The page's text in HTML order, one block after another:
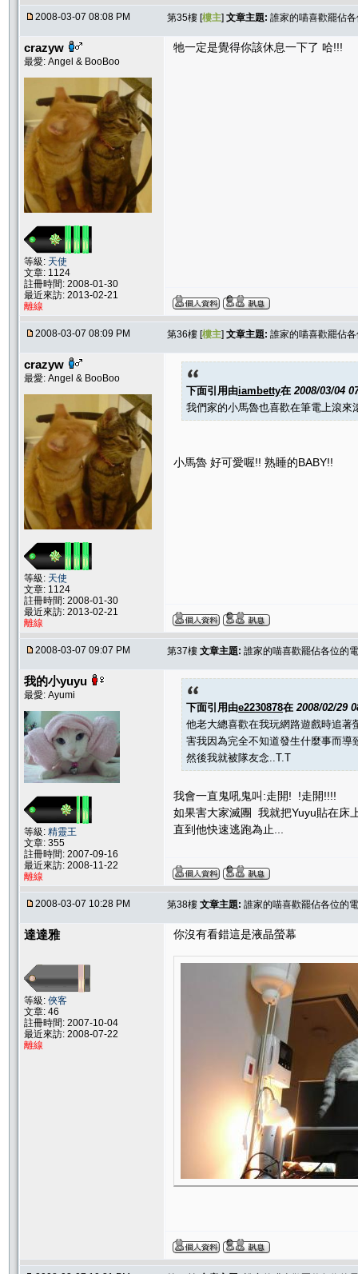
2008-03-07 08:08 PM 第35樓 [樓主] 文章主題: 誰家的喵喜歡罷佔
crazyw
最愛: Angel & BooBoo
等級: 天使
文章: 1124
註冊時間: 2008-01-30
最近來訪: 2013-02-21
離線
牠一定是覺得你該休息一下了 哈!!!
2008-03-07 08:09 PM 第36樓 [樓主] 文章主題: 誰家的喵喜歡罷佔
crazyw
最愛: Angel & BooBoo
等級: 天使
文章: 1124
註冊時間: 2008-01-30
最近來訪: 2013-02-21
離線
下面引用由iambetty在 2008/03/04
我們家的小馬魯也喜歡在筆電上滾來
小馬魯 好可愛喔!! 熟睡的BABY!!
2008-03-07 09:07 PM 第37樓 文章主題: 誰家的喵喜歡罷佔各位的
我的小yuyu
最愛: Ayumi
等級: 精靈王
文章: 355
註冊時間: 2007-09-16
最近來訪: 2008-11-22
離線
下面引用由e2230878在 2008/02/29
他老大總喜歡在我玩網路遊戲時追著
害我因為完全不知道發生什麼事而導
然後我就被隊友念..T.T
我會一直鬼吼鬼叫:走開! !走開!!!!
如果害大家滅團 我就把Yuyu貼在床
直到他快速逃跑為止...
2008-03-07 10:28 PM 第38樓 文章主題: 誰家的喵喜歡罷佔各位的
達達雅
等級: 俠客
文章: 46
註冊時間: 2007-10-04
最近來訪: 2008-07-22
離線
你沒有看錯這是液晶螢幕